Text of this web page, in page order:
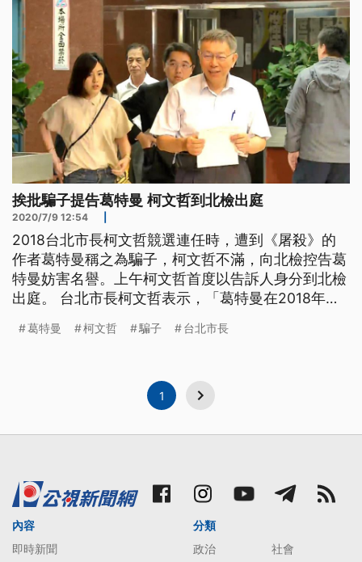
挨批騙子提告葛特曼 柯文哲到北檢出庭
2020/7/9 12:54
2018台北市長柯文哲競選連任時，遭到《屠殺》的
作者葛特曼稱之為騙子，柯文哲不滿，向北檢控告葛
特曼妨害名譽。上午柯文哲首度以告訴人身分到北檢
出庭。 台北市長柯文哲表示，「葛特曼在2018年出
未對內容做任何的修正，此外還到台灣來開新書發表
控、栽贓，我也向檢察官提出
葛特曼 柯文哲 騙子 台北市長
1
內容
即時新聞
分類
政治
社會